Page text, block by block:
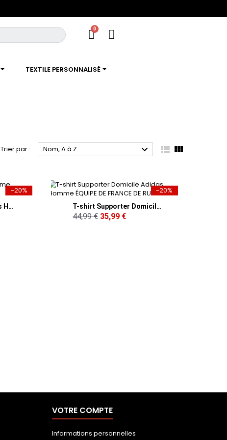
TEXTILE PERSONNALISÉ
Trier par : Nom, A à Z   
-20%
Polo Supporter Adidas Homme Domicile FRANCE RUGBY
-20%
T-shirt Supporter Domicile Adidas Homme ÉQUIPE DE FRANCE DE RUGBY
44,99 € 35,99 €
VOTRE COMPTE
Informations personnelles